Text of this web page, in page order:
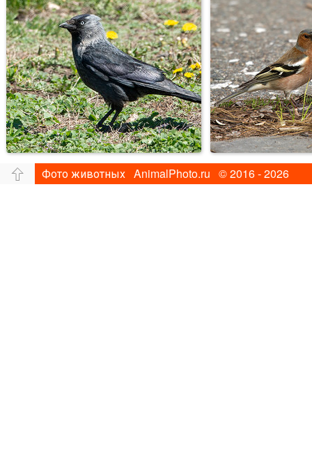
Фото животных AnimalPhoto.ru © 2016 - 2026